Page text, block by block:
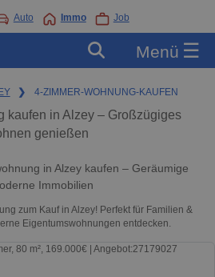
Auto Immo Job
Menü ☰
❯ 4-ZIMMER-WOHNUNG-KAUFEN
kaufen in Alzey – Großzügiges
genießen
in Alzey kaufen – Geräumige
Immobilien
zum Kauf in Alzey! Perfekt für Familien &
Eigentumswohnungen entdecken.